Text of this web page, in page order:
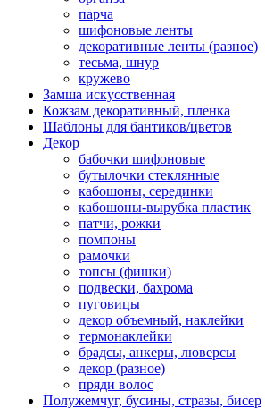
парча
шифоновые ленты
декоративные ленты (разное)
тесьма, шнур
кружево
Замша искусственная
Кожзам декоративный, пленка
Шаблоны для бантиков/цветов
Декор
бабочки шифоновые
бутылочки стеклянные
кабошоны, серединки
кабошоны-вырубка пластик
патчи, рожки
помпоны
рамочки
топсы (фишки)
подвески, бахрома
пуговицы
декор объемный, наклейки
термонаклейки
брадсы, анкеры, люверсы
декор (разное)
пряди волос
Полужемчуг, бусины, стразы, бисер